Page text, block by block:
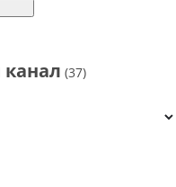
(37)